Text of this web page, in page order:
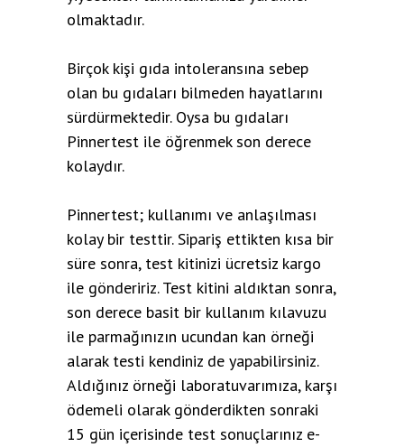
olmaktadır.
Birçok kişi gıda intoleransına sebep
olan bu gıdaları bilmeden hayatlarını
sürdürmektedir. Oysa bu gıdaları
Pinnertest ile öğrenmek son derece
kolaydır.
Pinnertest; kullanımı ve anlaşılması
kolay bir testtir. Sipariş ettikten kısa bir
süre sonra, test kitinizi ücretsiz kargo
ile göndeririz. Test kitini aldıktan sonra,
son derece basit bir kullanım kılavuzu
ile parmağınızın ucundan kan örneği
alarak testi kendiniz de yapabilirsiniz.
Aldığınız örneği laboratuvarımıza, karşı
ödemeli olarak gönderdikten sonraki
15 gün içerisinde test sonuçlarınız e-